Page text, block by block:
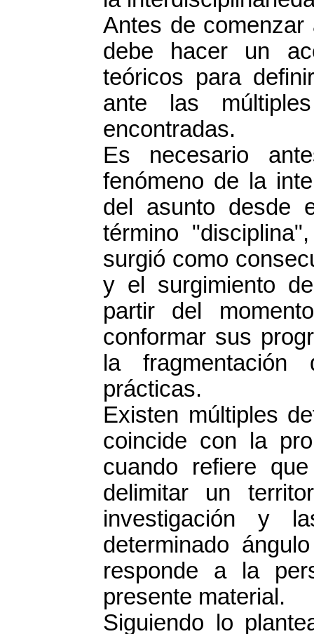
Antes de
debe hacer un
teóricos para
ante las
encontradas.
Es necesario
fenómeno de la
del asunto desde
término
surgió como
y el surgimiento
partir del
conformar sus
la fragmentación
prácticas.
Existen múltiples
coincide con la
cuando refiere
delimitar un
investigación y
determinado
responde a la
presente material.
Siguiendo lo